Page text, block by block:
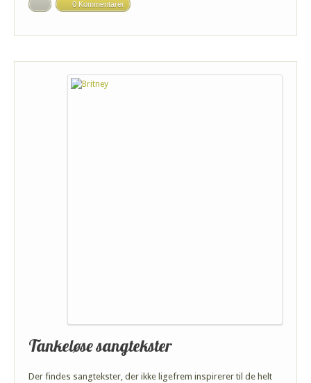
0 Kommentarer
Tankeløse sangtekster
Der findes sangtekster, der ikke ligefrem inspirerer til de helt